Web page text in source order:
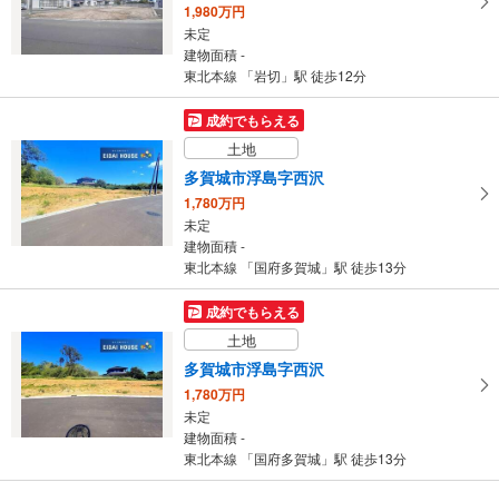
1,980万円
未定
建物面積 -
東北本線 「岩切」駅 徒歩12分
成約でもらえる
土地
多賀城市浮島字西沢
1,780万円
未定
建物面積 -
東北本線 「国府多賀城」駅 徒歩13分
成約でもらえる
土地
多賀城市浮島字西沢
1,780万円
未定
建物面積 -
東北本線 「国府多賀城」駅 徒歩13分